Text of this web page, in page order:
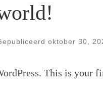
oktober 30,
This is your